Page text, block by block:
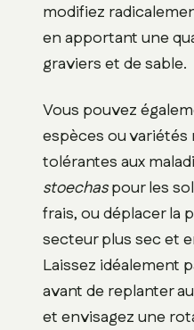
modifiez
en apportant une
graviers et de sable.
Vous pouvez
espèces ou
tolérantes aux
stoechaspour les
frais, ou déplacer la
secteur plus sec et
Laissez idéalement
avant de replanter
et envisagez une